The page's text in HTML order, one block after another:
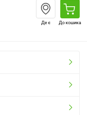
Де є До кошика